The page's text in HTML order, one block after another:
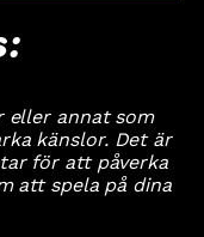
eller annat som
känslor. Det är
för att påverka
att spela på dina